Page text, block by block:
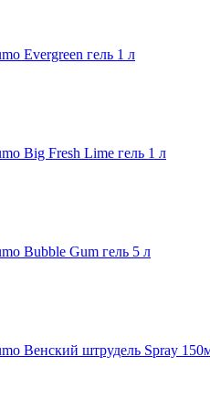
Evergreen гель 1 л
Big Fresh Lime гель 1 л
Bubble Gum гель 5 л
Венский штрудель Spray